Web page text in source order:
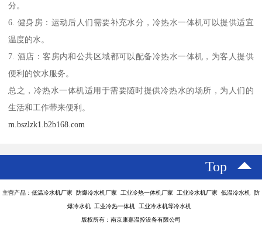
分。
6. 健身房：运动后人们需要补充水分，冷热水一体机可以提供适宜
温度的水。
7. 酒店：客房内和公共区域都可以配备冷热水一体机，为客人提供
便利的饮水服务。
总之，冷热水一体机适用于需要随时提供冷热水的场所，为人们的
生活和工作带来便利。
m.bszlzk1.b2b168.com
Top
主营产品：低温冷水机厂家 防爆冷水机厂家 工业冷热一体机厂家 工业冷水机厂家 低温冷水机 防
爆冷水机 工业冷热一体机 工业冷水机等冷水机
版权所有：南京康嘉温控设备有限公司